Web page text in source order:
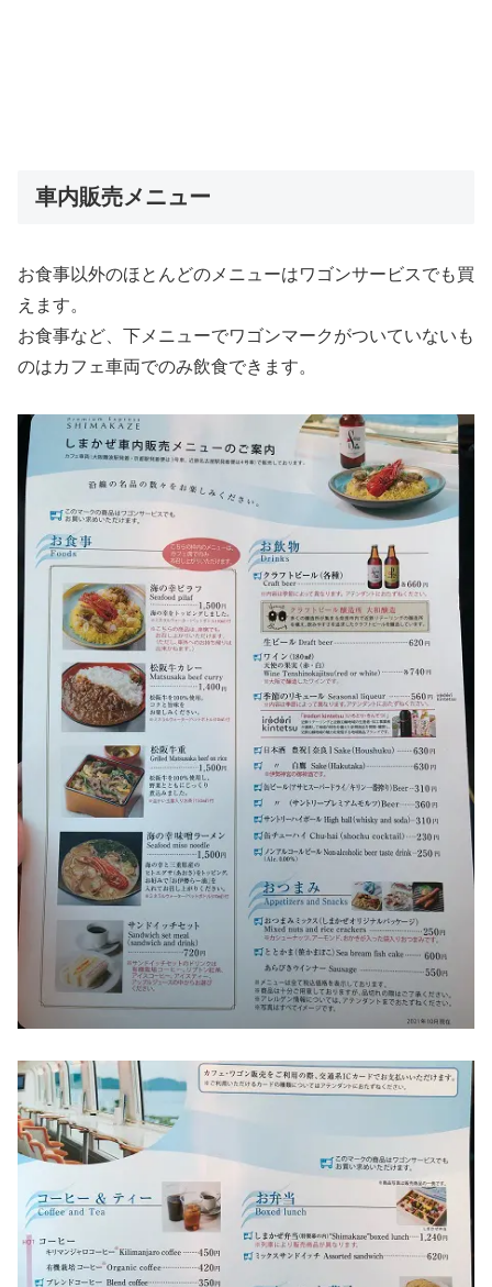
車内販売メニュー
お食事以外のほとんどのメニューはワゴンサービスでも買
えます。
お食事など、下メニューでワゴンマークがついていないも
のはカフェ車両でのみ飲食できます。